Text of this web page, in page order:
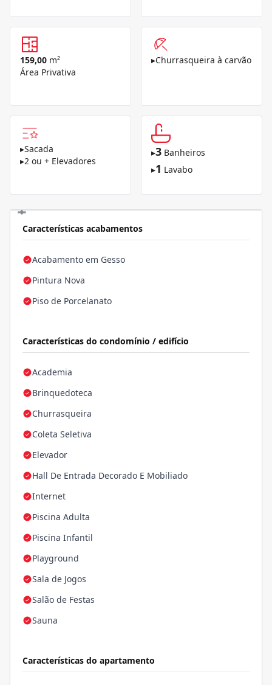
159,00 m²
Área Privativa
▸Churrasqueira à carvão
▸Sacada
▸2 ou + Elevadores
▸3 Banheiros
▸1 Lavabo
Características acabamentos
Acabamento em Gesso
Pintura Nova
Piso de Porcelanato
Características do condomínio / edifício
Academia
Brinquedoteca
Churrasqueira
Coleta Seletiva
Elevador
Hall De Entrada Decorado E Mobiliado
Internet
Piscina Adulta
Piscina Infantil
Playground
Sala de Jogos
Salão de Festas
Sauna
Características do apartamento